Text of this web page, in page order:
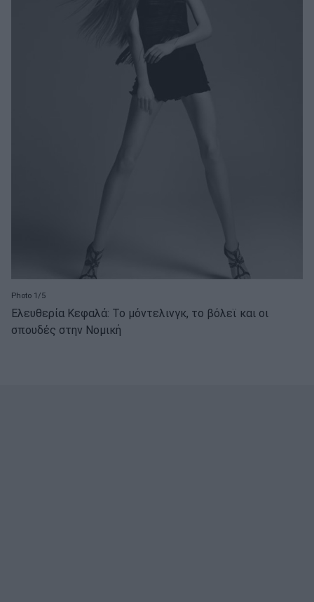
Photo 1/5
Ελευθερία Κεφαλά: Το μόντελινγκ, το βόλεϊ και οι
σπουδές στην Νομική